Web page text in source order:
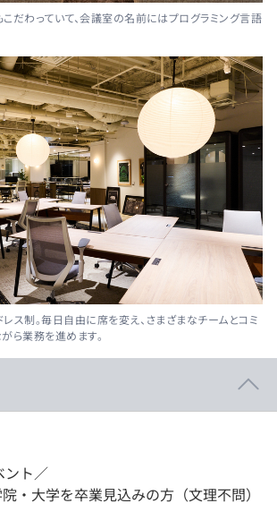
だわっていて、会議室の名前にはプログラミング言語
ス制。毎日自由に席を変え、さまざまなチームとコミ
ら業務を進めます。
ント／
・大学を卒業見込みの方（文理不問）